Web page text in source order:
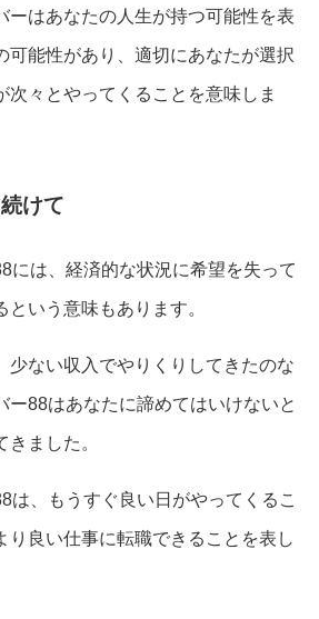
ーはあなたの人生が持つ可能性を表
可能性があり、適切にあなたが選択
次々とやってくることを意味しま
けて
には、経済的な状況に希望を失って
いう意味もあります。
少ない収入でやりくりしてきたのな
ー88はあなたに諦めてはいけないと
ました。
は、もうすぐ良い日がやってくるこ
り良い仕事に転職できることを表し